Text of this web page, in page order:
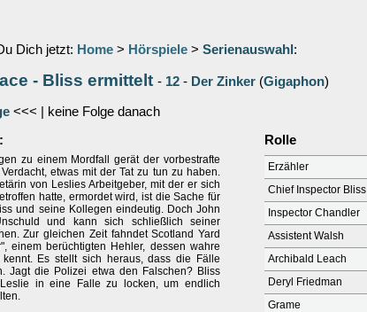
Dich jetzt: Home > Hörspiele > Serienauswahl :
- Bliss ermittelt - 12 - Der Zinker (Gigaphon)
<<< | keine Folge danach
zu einem Mordfall gerät der vorbestrafte
etwas mit der Tat zu tun zu haben.
von Leslies Arbeitgeber, mit der er sich
hatte, ermordet wird, ist die Sache für
und seine Kollegen eindeutig. Doch John
und kann sich schließlich seiner
Zur gleichen Zeit fahndet Scotland Yard
einem berüchtigten Hehler, dessen wahre
kennt. Es stellt sich heraus, dass die Fälle
Jagt die Polizei etwa den Falschen? Bliss
in eine Falle zu locken, um endlich
Rolle
Erzähler
Chief Inspector Bliss
Inspector Chandler
Assistent Walsh
Archibald Leach
Deryl Friedman
Grame